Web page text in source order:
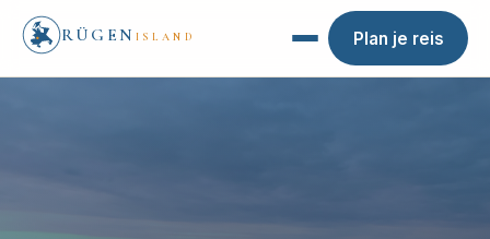
RÜGEN ISLAND Plan je reis